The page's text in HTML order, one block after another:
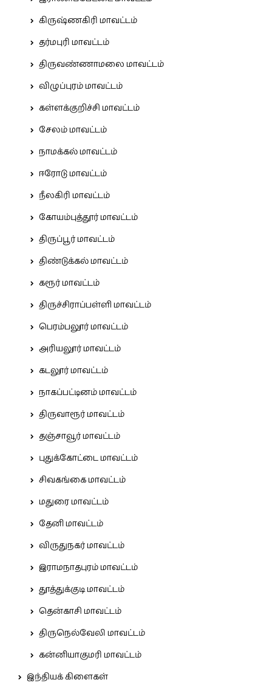
கிருஷ்ணகிரி மாவட்டம்
தர்மபுரி மாவட்டம்
திருவண்ணாமலை மாவட்டம்
விழுப்புரம் மாவட்டம்
கள்ளக்குறிச்சி மாவட்டம்
சேலம் மாவட்டம்
நாமக்கல் மாவட்டம்
ஈரோடு மாவட்டம்
நீலகிரி மாவட்டம்
கோயம்புத்தூர் மாவட்டம்
திருப்பூர் மாவட்டம்
திண்டுக்கல் மாவட்டம்
கரூர் மாவட்டம்
திருச்சிராப்பள்ளி மாவட்டம்
பெரம்பலூர் மாவட்டம்
அரியலூர் மாவட்டம்
கடலூர் மாவட்டம்
நாகப்பட்டினம் மாவட்டம்
திருவாரூர் மாவட்டம்
தஞ்சாவூர் மாவட்டம்
புதுக்கோட்டை மாவட்டம்
சிவகங்கை மாவட்டம்
மதுரை மாவட்டம்
தேனி மாவட்டம்
விருதுநகர் மாவட்டம்
இராமநாதபுரம் மாவட்டம்
தூத்துக்குடி மாவட்டம்
தென்காசி மாவட்டம்
திருநெல்வேலி மாவட்டம்
கன்னியாகுமரி மாவட்டம்
இந்தியக் கிளைகள்